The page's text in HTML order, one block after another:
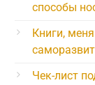
способы
Книги,
Чек-лист